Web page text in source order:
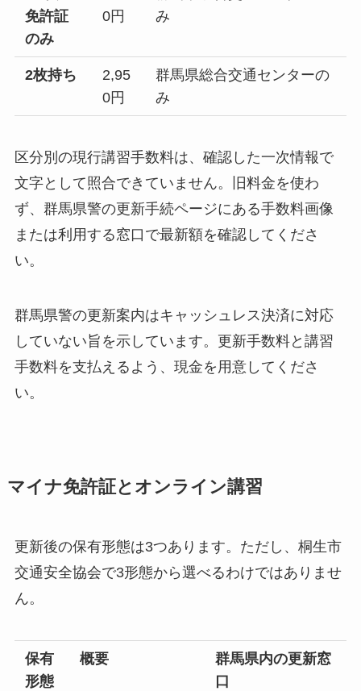
免許証
のみ
0円
み
2枚持ち
2,95
0円
群馬県総合交通センターの
み
区分別の現行講習手数料は、確認した一次情報で
文字として照合できていません。旧料金を使わ
ず、群馬県警の更新手続ページにある手数料画像
または利用する窓口で最新額を確認してくださ
い。
群馬県警の更新案内はキャッシュレス決済に対応
していない旨を示しています。更新手数料と講習
手数料を支払えるよう、現金を用意してくださ
い。
マイナ免許証とオンライン講習
更新後の保有形態は3つあります。ただし、桐生市
交通安全協会で3形態から選べるわけではありませ
ん。
保有
形態
概要
群馬県内の更新窓
口